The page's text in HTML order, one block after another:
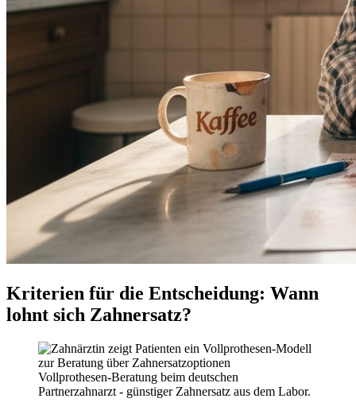
Kriterien für die Entscheidung: Wann
lohnt sich Zahnersatz?
Vollprothesen-Beratung beim deutschen
Partnerzahnarzt - günstiger Zahnersatz aus dem Labor.